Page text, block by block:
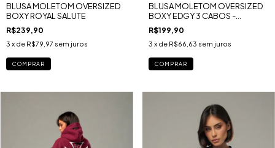
BLUSA MOLETOM OVERSIZED
BOXY ROYAL SALUTE
R$239,90
3 x de R$79,97 sem juros
COMPRAR
BLUSA MOLETOM OVERSIZED
BOXY EDGY 3 CABOS -
LONDON U.K MARSALA
R$199,90
3 x de R$66,63 sem juros
COMPRAR